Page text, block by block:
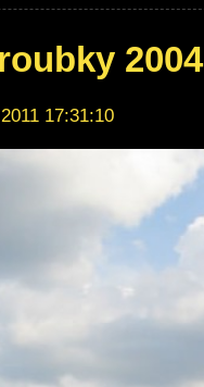
2004
17:31:10